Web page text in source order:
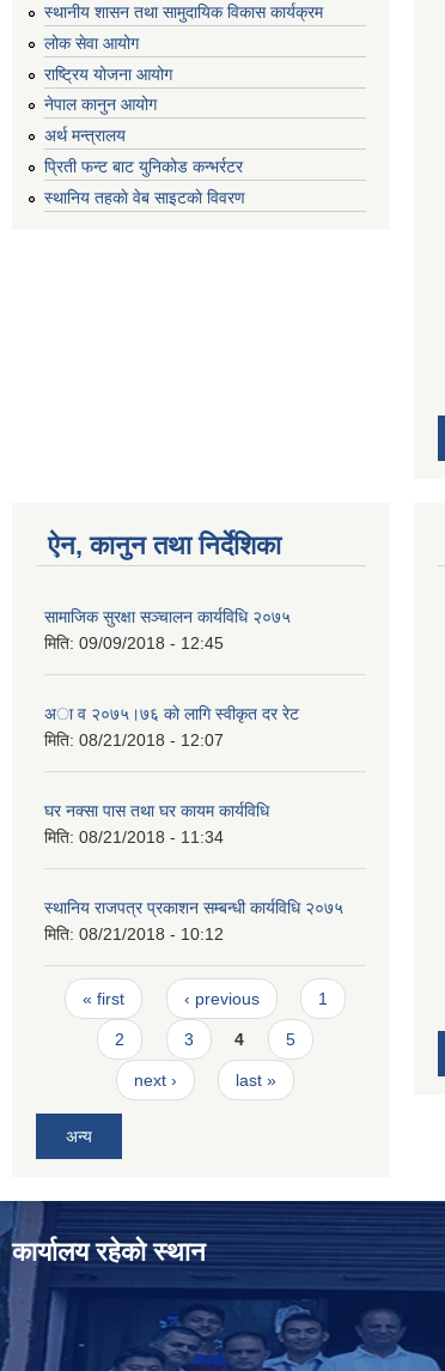
स्थानीय शासन तथा सामुदायिक विकास कार्यक्रम
लोक सेवा आयोग
राष्ट्रिय योजना आयोग
नेपाल कानुन आयोग
अर्थ मन्त्रालय
प्रिती फन्ट बाट युनिकोड कन्भर्रटर
स्थानिय तहकाे वेब साइटकाे विवरण
ऐन, कानुन तथा निर्देशिका
सामाजिक सुरक्षा सञ्चालन कार्यविधि २०७५
मिति: 09/09/2018 - 12:45
अा‍ व २०७५।७६ काे लागि स्वीकृत दर रेट
मिति: 08/21/2018 - 12:07
घर नक्सा पास तथा घर कायम कार्यविधि
मिति: 08/21/2018 - 11:34
स्थानिय राजपत्र प्रकाशन सम्बन्धी कार्यविधि २०७५
मिति: 08/21/2018 - 10:12
Pages
« first ‹ previous 1
2 3 4 5
next › last »
अन्य
कार्यालय रहेको स्थान